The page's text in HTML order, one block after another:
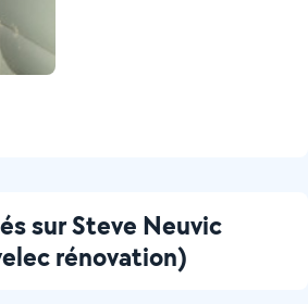
sur Steve Neuvic
rénovation)